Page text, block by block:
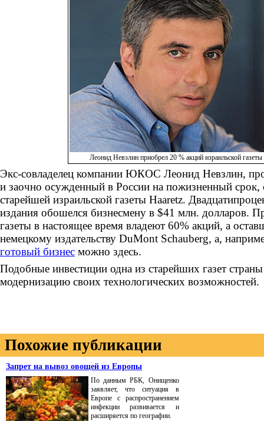
Леонид Невзлин приобрел 20 % акций израильской газеты
Экс-совладелец компании ЮКОС Леонид Невзлин,
и заочно осужденный в России на пожизненный срок,
старейшей израильской газеты Haaretz.
издания обошелся бизнесмену в $41 млн. долларов.
газеты в настоящее время владеют 60% акций, а
немецкому издательству DuMont Schauberg, а,
готовый бизнес можно здесь.
Подобные инвестиции одна из старейших газет
модернизацию своих технологических возможностей.
Похожие публикации
Запрет на вывоз овощей из Европы
По данным РБК, Онищенко
заявляет, что ситуация в
Европе с распространением
инфекции развивается и
расширяется по географии.